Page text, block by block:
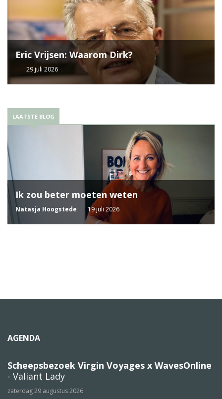
Eric Vrijsen: Waarom Dirk?
29 juli 2026
LAATSTE BLOG
Ik zou beter moeten weten
Natasja Hoogstede 19 juli 2026
AGENDA
Scheepsbezoek Virgin Voyages x WavesOnline
- Valiant Lady
zaterdag 29 augustus 2026